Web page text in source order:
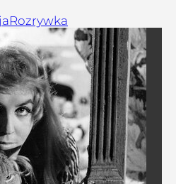
Rozrywka